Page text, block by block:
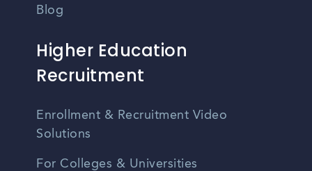
Blog
Higher Education
Recruitment
Enrollment & Recruitment Video
Solutions
For Colleges & Universities